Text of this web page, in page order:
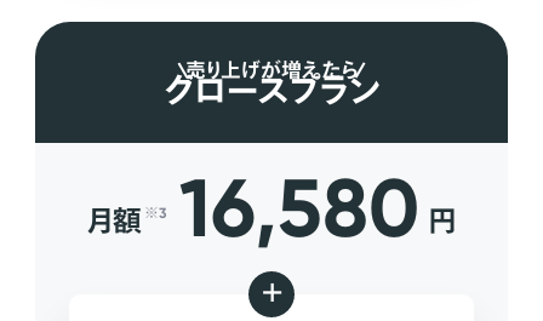
売り上げが増えたら
グロースプラン
月額 ※3 16,580 円
+